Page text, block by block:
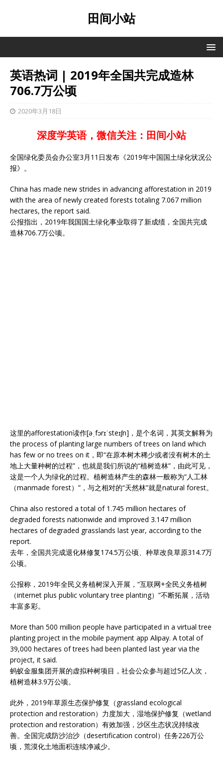
田间小站
英语热词 | 2019年全国共完成造林
706.7万公顷
2020年3月18日
深度学英语，微信关注：田间小站
全国绿化委员会办公室3月11日发布《2019年中国国土绿化状况公
报》。
China has made new strides in advancing afforestation in 2019
with the area of newly created forests totaling 7.067 million
hectares, the report said.
公报指出，2019年我国国土绿化事业取得了新成绩，全国共完成
造林706.7万公顷。
这里的afforestation读作[əˌfɔrɪˈsteɪʃn]，是个名词，其英文解释为
the process of planting large numbers of trees on land which
has few or no trees on it，即“在原本树木稀少或者没有树木的土
地上大量种树的过程”，也就是我们所说的“植树造林”，由此可见，
这是一个人为绿化的过程。植树造林产生的森林一般称为“人工林
（manmade forest）”，与之相对的“天然林”就是natural forest。
China also restored a total of 1.745 million hectares of
degraded forests nationwide and improved 3.147 million
hectares of degraded grasslands last year, according to the
report.
去年，全国共完成退化林修复174.5万公顷、种草改良草原314.7万
公顷。
公报称，2019年全民义务植树深入开展，“互联网+全民义务植树
（internet plus public voluntary tree planting）”不断拓展，活动
丰富多彩。
More than 500 million people have participated in a virtual tree
planting project in the mobile payment app Alipay. A total of
39,000 hectares of trees had been planted last year via the
project, it said.
蚂蚁金服集团开展的虚拟种树项目，社会公众参与超过5亿人次，
植树造林3.9万公顷。
此外，2019年草原生态保护修复（grassland ecological
protection and restoration）力度加大，湿地保护修复（wetland
protection and restoration）有效加强，沙区生态状况持续改
善。全国完成防沙治沙（desertification control）任务226万公
顷，荒漠化土地面积连续净减少。